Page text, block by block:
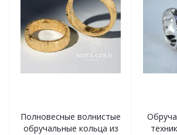
Полновесные волнистые
обручальные кольца из